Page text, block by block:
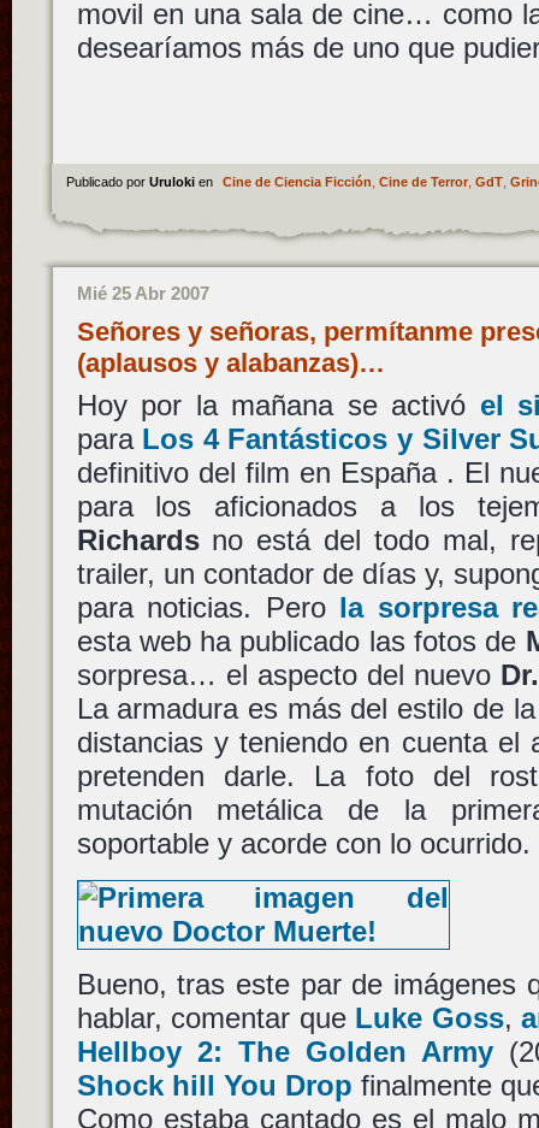
movil en una sala de cine… como
desearíamos más de uno que
Publicado por Uruloki en Cine de Ciencia Ficción, Cine de Terror, GdT,
Mié 25 Abr 2007
Señores y señoras, permítanme
(aplausos y alabanzas)…
Hoy por la mañana se activó el
para Los 4 Fantásticos y Silver
definitivo del film en España . El
para los aficionados a los
Richardsno está del todo mal,
trailer, un contador de días y,
para noticias. Pero la sorpresa
esta web ha publicado las fotos de
sorpresa… el aspecto del nuevo
La armadura es más del estilo de
distancias y teniendo en cuenta el
pretenden darle. La foto del
mutación metálica de la
soportable y acorde con lo ocurrido.
Bueno, tras este par de imágenes
hablar, comentar que Luke Goss,
Hellboy 2: The Golden Army
Shock hill You Drop finalmente
Como estaba cantado es el malo